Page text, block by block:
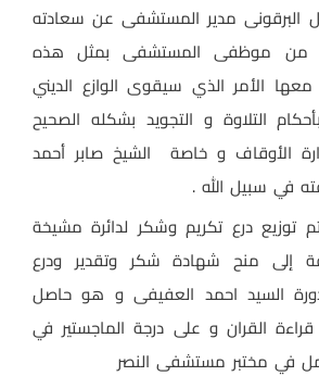
البرقونى مدير المستشفى عن سعادته
من موظفى المستشفى بمثل هذه
الأمر الذي سيقوى الوازع الديني
التلاوة و التجويد بشكله الصحيح
الأوقاف و خاصة الشيخ صابر أحمد
في سبيل الله .
توزيع درع تكريم وشكر لدائرة مشيخة
إلى منح شهادة شكر وتقدير ودرع
السيد احمد العفيفى و هو حاصل
القران و على درجة الماجستير في
في مختبر مستشفى النصر